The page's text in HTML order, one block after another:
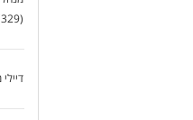
(329)